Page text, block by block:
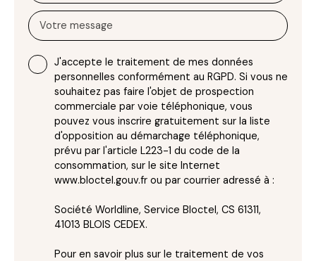
Votre message
J'accepte le traitement de mes données
personnelles conformément au RGPD. Si vous ne
souhaitez pas faire l'objet de prospection
commerciale par voie téléphonique, vous
pouvez vous inscrire gratuitement sur la liste
d'opposition au démarchage téléphonique,
prévu par l'article L223-1 du code de la
consommation, sur le site Internet
www.bloctel.gouv.fr ou par courrier adressé à :
Société Worldline, Service Bloctel, CS 61311,
41013 BLOIS CEDEX.
Pour en savoir plus sur le traitement de vos